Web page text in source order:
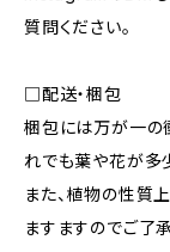
質問ください。
□配送・梱包
梱包には万が一の
れでも葉や花が多
また、植物の性質
ますますのでご了